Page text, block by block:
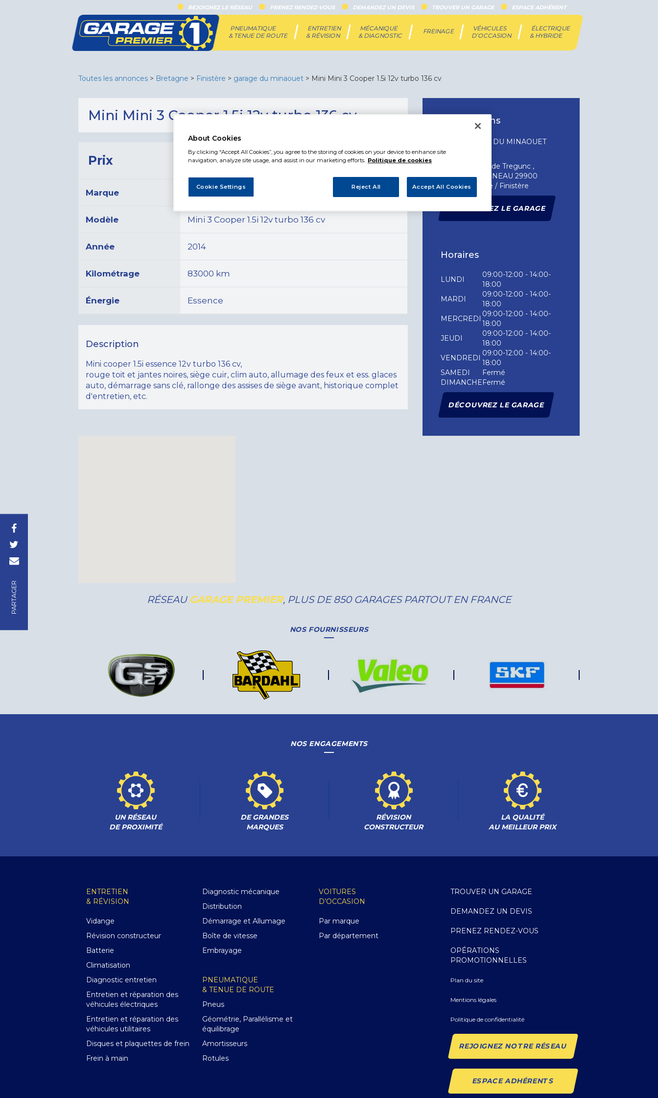
ESPACE ADHÉRENT
TROUVER UN GARAGE
DEMANDEZ UN DEVIS
PRENEZ RENDEZ-VOUS
REJOIGNEZ LE RÉSEAU
PNEUMATIQUE
& TENUE DE ROUTE
ENTRETIEN
& RÉVISION
MÉCANIQUE
& DIAGNOSTIC
FREINAGE
VÉHICULES
D’OCCASION
ÉLECTRIQUE
& HYBRIDE
PARTAGER
Toutes les annonces > Bretagne > Finistère > garage du minaouet > Mini Mini 3 Cooper 1.5i 12v turbo 136 cv
Mini Mini 3 Cooper 1.5i 12v turbo 136 cv
Prix 9 990 €
Marque
Modèle Mini 3 Cooper 1.5i 12v turbo 136 cv
Année 2014
Kilométrage 83000 km
Énergie Essence
Description
Mini cooper 1.5i essence 12v turbo 136 cv,
rouge toit et jantes noires, siège cuir, clim auto, allumage des feux et ess. glaces
auto, démarrage sans clé, rallonge des assises de siège avant, historique complet
d'entretien, etc.
Informations
GARAGE DU MINAOUET
209 Rue de Tregunc ,
CONCARNEAU 29900
Bretagne / Finistère
CONTACTEZ LE GARAGE
Horaires
LUNDI
09:00-12:00 - 14:00-
18:00
MARDI
09:00-12:00 - 14:00-
18:00
MERCREDI
09:00-12:00 - 14:00-
18:00
JEUDI
09:00-12:00 - 14:00-
18:00
VENDREDI
09:00-12:00 - 14:00-
18:00
SAMEDI
Fermé
DIMANCHEFermé
DÉCOUVREZ LE GARAGE
RÉSEAU GARAGE PREMIER, PLUS DE 850 GARAGES PARTOUT EN FRANCE
NOS FOURNISSEURS
NOS ENGAGEMENTS
UN RÉSEAU
DE PROXIMITÉ
DE GRANDES
MARQUES
RÉVISION
CONSTRUCTEUR
LA QUALITÉ
AU MEILLEUR PRIX
ENTRETIEN
& RÉVISION
Vidange
Révision constructeur
Batterie
Climatisation
Diagnostic entretien
Entretien et réparation des
véhicules électriques
Entretien et réparation des
véhicules utilitaires
Disques et plaquettes de frein
Frein à main
Diagnostic mécanique
Distribution
Démarrage et Allumage
Boîte de vitesse
Embrayage
PNEUMATIQUE
& TENUE DE ROUTE
Pneus
Géométrie, Parallélisme et
équilibrage
Amortisseurs
Rotules
VOITURES
D’OCCASION
Par marque
Par département
TROUVER UN GARAGE
DEMANDEZ UN DEVIS
PRENEZ RENDEZ-VOUS
OPÉRATIONS
PROMOTIONNELLES
Plan du site
Mentions légales
Politique de confidentialité
REJOIGNEZ NOTRE RÉSEAU
ESPACE ADHÉRENTS
About Cookies
By clicking “Accept All Cookies”, you agree to the storing of cookies on your device to enhance site
navigation, analyze site usage, and assist in our marketing efforts. Politique de cookies
Reject All Accept All Cookies
Cookie Settings